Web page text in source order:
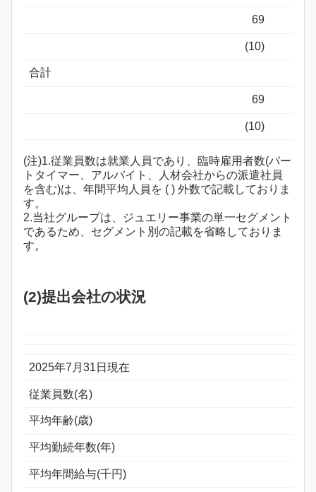
69
(10)
合計
69
(10)
(注)1.従業員数は就業人員であり、臨時雇用者数(パー
トタイマー、アルバイト、人材会社からの派遣社員
を含む)は、年間平均人員を ( ) 外数で記載しておりま
す。
2.当社グループは、ジュエリー事業の単一セグメント
であるため、セグメント別の記載を省略しておりま
す。
(2)提出会社の状況
2025年7月31日現在
従業員数(名)
平均年齢(歳)
平均勤続年数(年)
平均年間給与(千円)